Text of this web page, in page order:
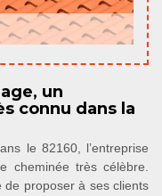
un
connu dans la
le 82160, l’entreprise
cheminée très célèbre.
de proposer à ses clients